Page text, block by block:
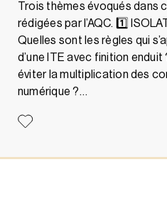
Trois thèmes évoqués dans
rédigées par l’AQC. 1️⃣
Quelles sont les règles qui
d’une ITE avec finition enduit
éviter la multiplication des
numérique ?…